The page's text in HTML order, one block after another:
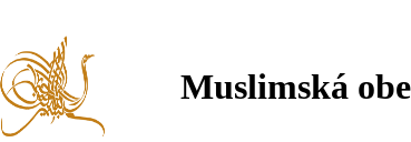
Muslimská